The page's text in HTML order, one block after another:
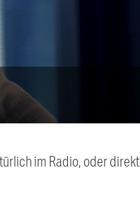
im Radio, oder